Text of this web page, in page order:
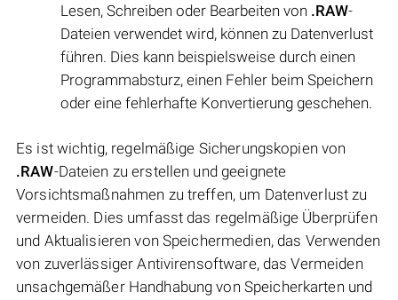
Lesen, Schreiben oder Bearbeiten von .RAW-
Dateien verwendet wird, können zu Datenverlust
führen. Dies kann beispielsweise durch einen
Programmabsturz, einen Fehler beim Speichern
oder eine fehlerhafte Konvertierung geschehen.
Es ist wichtig, regelmäßige Sicherungskopien von
.RAW-Dateien zu erstellen und geeignete
Vorsichtsmaßnahmen zu treffen, um Datenverlust zu
vermeiden. Dies umfasst das regelmäßige Überprüfen
und Aktualisieren von Speichermedien, das Verwenden
von zuverlässiger Antivirensoftware, das Vermeiden
unsachgemäßer Handhabung von Speicherkarten und